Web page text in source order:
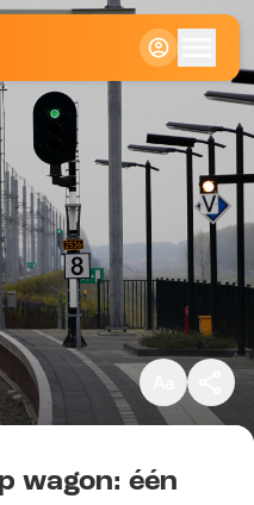
Klein
Standaard
Groot
Kopieer link
wagon: één